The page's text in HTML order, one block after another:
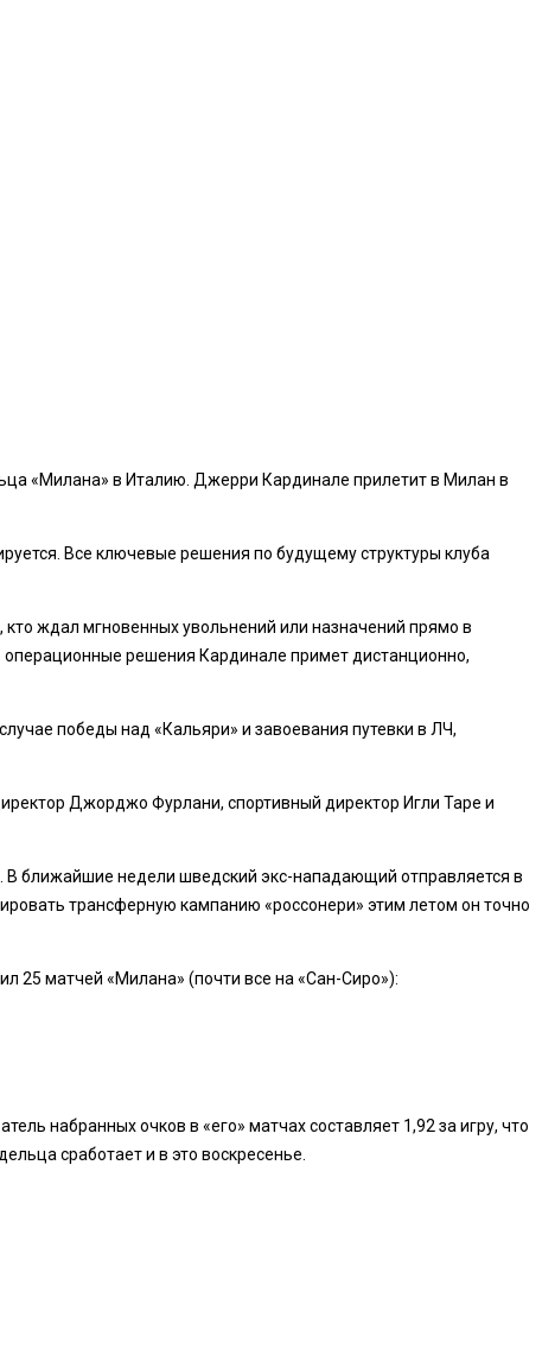
«Милана» в Италию. Джерри Кардинале прилетит в Милан в
Все ключевые решения по будущему структуры клуба
ждал мгновенных увольнений или назначений прямо в
решения Кардинале примет дистанционно,
победы над «Кальяри» и завоевания путевки в ЛЧ,
Джорджо Фурлани, спортивный директор Игли Таре и
В ближайшие недели шведский экс-нападающий отправляется в
трансферную кампанию «россонери» этим летом он точно
25 матчей «Милана» (почти все на «Сан-Сиро»):
набранных очков в «его» матчах составляет 1,92 за игру, что
сработает и в это воскресенье.